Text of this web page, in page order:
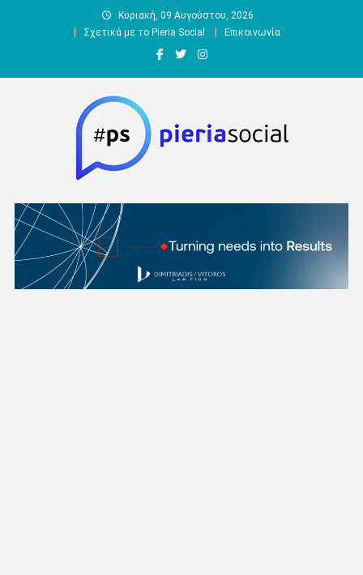
Κυριακή, 09 Αυγούστου, 2026
Σχετικά με το Pieria Social
Επικοινωνία
Pieria Social